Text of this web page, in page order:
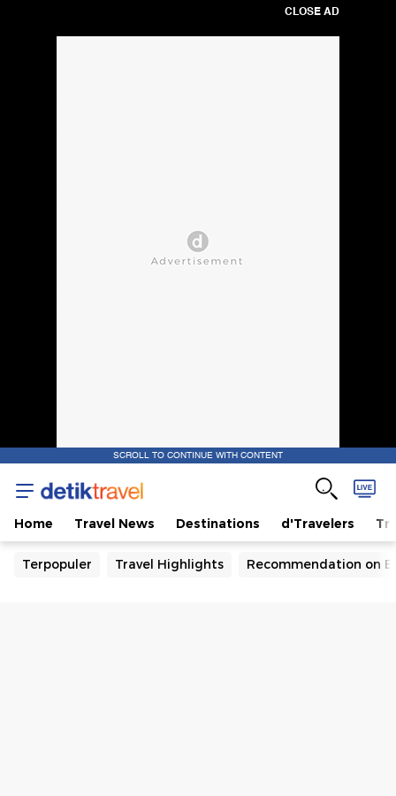
CLOSE AD
SCROLL TO CONTINUE WITH CONTENT
Home Travel News Destinations d'Travelers
Terpopuler Travel Highlights Recommendation on